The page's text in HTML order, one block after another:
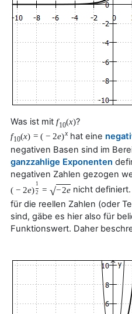
Was ist mit f10(x)?
f10(x) = ( − 2e)xhat eine
negativen Basen sind im
ganzzahlige Exponenten
negativen Zahlen gezogen
( − 2e)
1
2
= √−2enicht definiert.
für die reellen Zahlen (oder
sind, gäbe es hier also für
Funktionswert. Daher